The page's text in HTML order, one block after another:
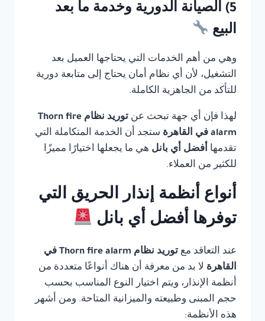
5) الصيانة الدورية وخدمة ما بعد
البيع
وهي من أهم الخدمات التي يحتاجها العميل بعد
التشغيل، لأن أي نظام أمان يحتاج إلى متابعة دورية
للتأكد من الجاهزية الكاملة.
لهذا فإن أي جهة تبحث عن
توريد نظام Thorn fire
alarm في القاهرة
ستجد أن الخدمة المتكاملة التي
تقدمها أفضل أي بانل هي ما يجعلها اختيارًا مميزًا
للكثير من العملاء.
أنواع أنظمة إنذار الحريق التي
توفرها أفضل أي بانل
عند التعاقد مع
توريد نظام Thorn fire alarm في
القاهرة لا بد من معرفة أن هناك أنواعًا متعددة من
أنظمة الإنذار، ويتم اختيار النوع المناسب بحسب
حجم المبنى وطبيعته والميزانية المتاحة. ومن أشهر
هذه الأنظمة: